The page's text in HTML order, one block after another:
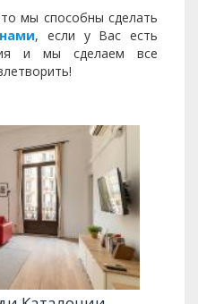
мы способны сделать
, если у Вас есть
и мы сделаем все